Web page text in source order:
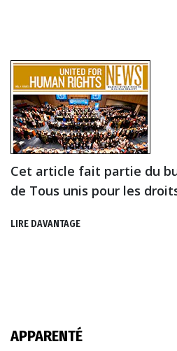
Cet article fait partie du
de Tous unis pour les
LIRE DAVANTAGE
APPARENTÉ